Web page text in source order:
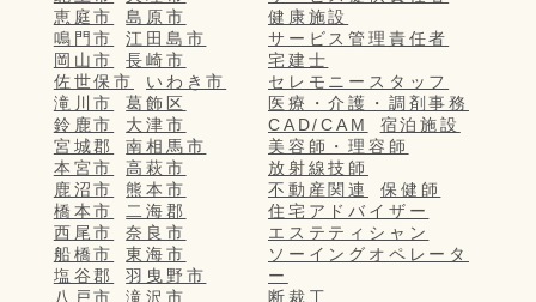
恵庭市
島原市
鳴門市
江田島市
岡山市
長崎市
佐世保市
いわき市
滝川市
葛飾区
鈴鹿市
大津市
宮城郡
南相馬市
本宮市
高萩市
鹿沼市
熊本市
橋本市
二海郡
西尾市
奈良市
船橋市
東海市
塩谷郡
羽曳野市
八戸市
滝沢市
健康施設
サービス管理責任者
宅建士
セレモニースタッフ
医療・介護・調剤事務
CAD/CAM
宿泊施設
美容師・理容師
放射線技師
不動産関連
保健師
住宅アドバイザー
エステティシャン
ソーイングオペレータ
ー
断裁工